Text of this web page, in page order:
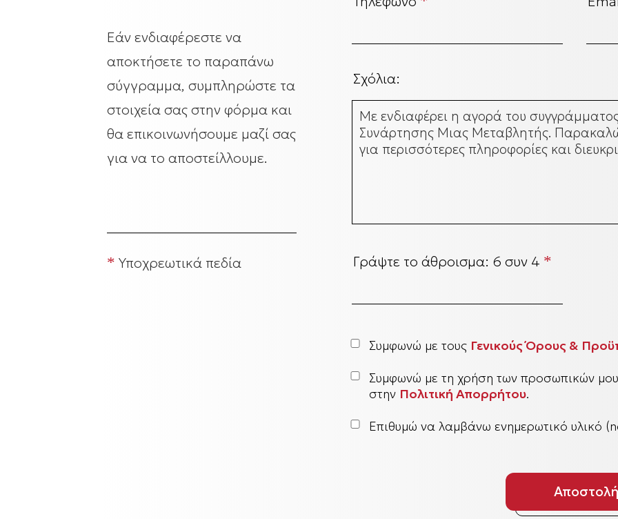
Εάν ενδιαφέρεστε να
αποκτήσετε το παραπάνω
σύγγραμμα, συμπληρώστε τα
στοιχεία σας στην φόρμα και
θα επικοινωνήσουμε μαζί σας
για να το αποστείλλουμε.
* Υποχρεωτικά πεδία
Σχόλια:
Γράψτε το άθροισμα: 6 συν 4 *
Συμφωνώ με τους Γενικούς Όρους &
Συμφωνώ με τη χρήση των προσωπικών
στην Πολιτική Απορρήτου.
Επιθυμώ να λαμβάνω ενημερωτικό υλικό